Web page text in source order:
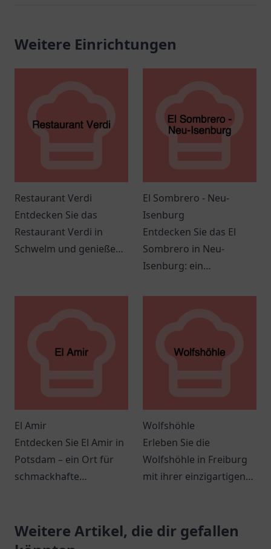
Weitere Einrichtungen
Restaurant Verdi
Entdecken Sie das
Restaurant Verdi in
Schwelm und genießen
italienischen Küche in
El Sombrero - Neu-
Isenburg
Entdecken Sie das El
Sombrero in Neu-
Isenburg: ein
köstlichen Speisen und
El Amir
Entdecken Sie El Amir in
Potsdam – ein Ort für
schmackhafte
gemütlicher
Atmosphäre.
Wolfshöhle
Erleben Sie die
Wolfshöhle in Freiburg
mit ihrer einzigartigen
Service.
Weitere Artikel, die dir gefallen